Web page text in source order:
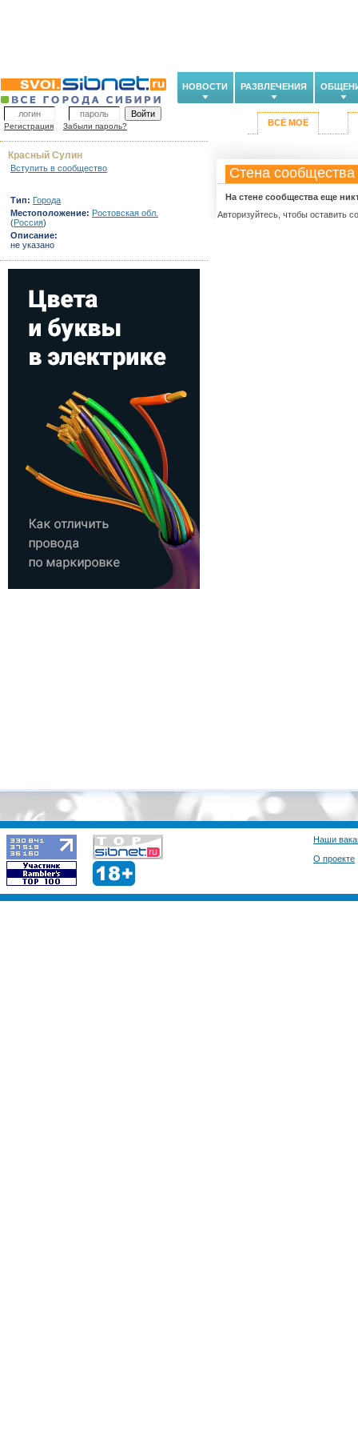
НОВОСТИ РАЗВЛЕЧЕНИЯ
Регистрация Забыли пароль? ВСЁ МОЁ
Стена сообщества
На стене сообщества еще
Авторизуйтесь, чтобы оставить
Красный Сулин
Вступить в сообщество
Тип: Города
Местоположение: Ростовская обл.
(Россия)
Описание:
не указано
Наши
О проекте